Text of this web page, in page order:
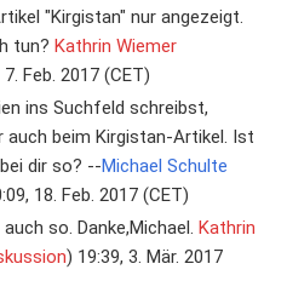
"Kirgistan" nur angezeigt.
tun? Kathrin Wiemer
7. Feb. 2017 (CET)
ins Suchfeld schreibst,
auch beim Kirgistan-Artikel. Ist
dir so? --Michael Schulte
18. Feb. 2017 (CET)
so. Danke,Michael. Kathrin
) 19:39, 3. Mär. 2017